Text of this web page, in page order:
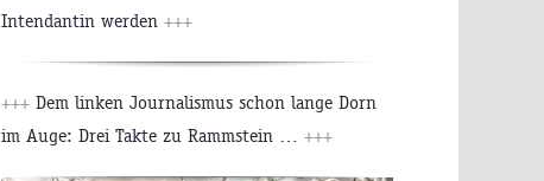
Intendantin werden +++
+++ Dem linken Journalismus schon lange Dorn
im Auge: Drei Takte zu Rammstein … +++